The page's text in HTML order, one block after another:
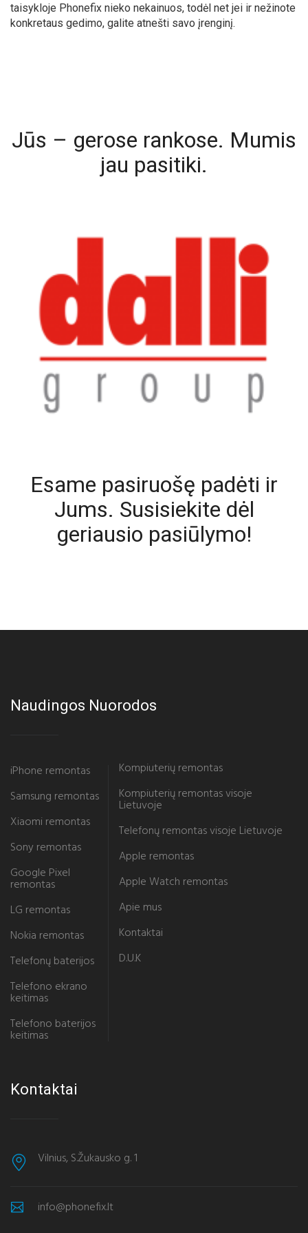
taisykloje Phonefix nieko nekainuos, todėl net jei ir nežinote
konkretaus gedimo, galite atnešti savo įrenginį.
Jūs – gerose rankose. Mumis
jau pasitiki.
Esame pasiruošę padėti ir
Jums. Susisiekite dėl
geriausio pasiūlymo!
Naudingos Nuorodos
iPhone remontas
Samsung remontas
Xiaomi remontas
Sony remontas
Google Pixel
remontas
LG remontas
Nokia remontas
Telefonų baterijos
Telefono ekrano
keitimas
Telefono baterijos
keitimas
Kompiuterių remontas
Kompiuterių remontas visoje
Lietuvoje
Telefonų remontas visoje Lietuvoje
Apple remontas
Apple Watch remontas
Apie mus
Kontaktai
D.U.K
Kontaktai
Vilnius, S.Žukausko g. 1
info@phonefix.lt